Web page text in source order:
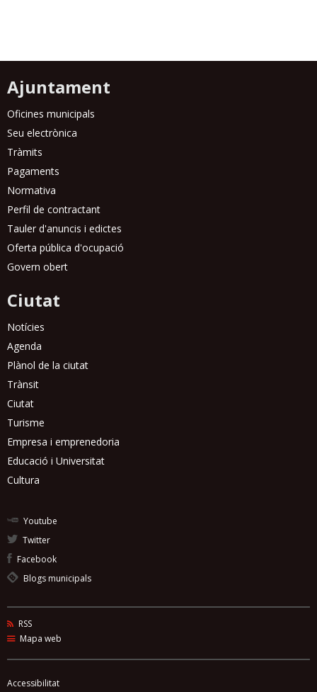
Ajuntament
Oficines municipals
Seu electrònica
Tràmits
Pagaments
Normativa
Perfil de contractant
Tauler d'anuncis i edictes
Oferta pública d'ocupació
Govern obert
Ciutat
Notícies
Agenda
Plànol de la ciutat
Trànsit
Ciutat
Turisme
Empresa i emprenedoria
Educació i Universitat
Cultura
Youtube
Twitter
Facebook
Blogs municipals
RSS
Mapa web
Accessibilitat